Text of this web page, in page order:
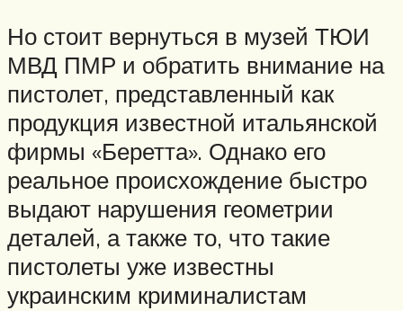
Но стоит вернуться в музей ТЮИ
МВД ПМР и обратить внимание на
пистолет, представленный как
продукция известной итальянской
фирмы «Беретта». Однако его
реальное происхождение быстро
выдают нарушения геометрии
деталей, а также то, что такие
пистолеты уже известны
украинским криминалистам